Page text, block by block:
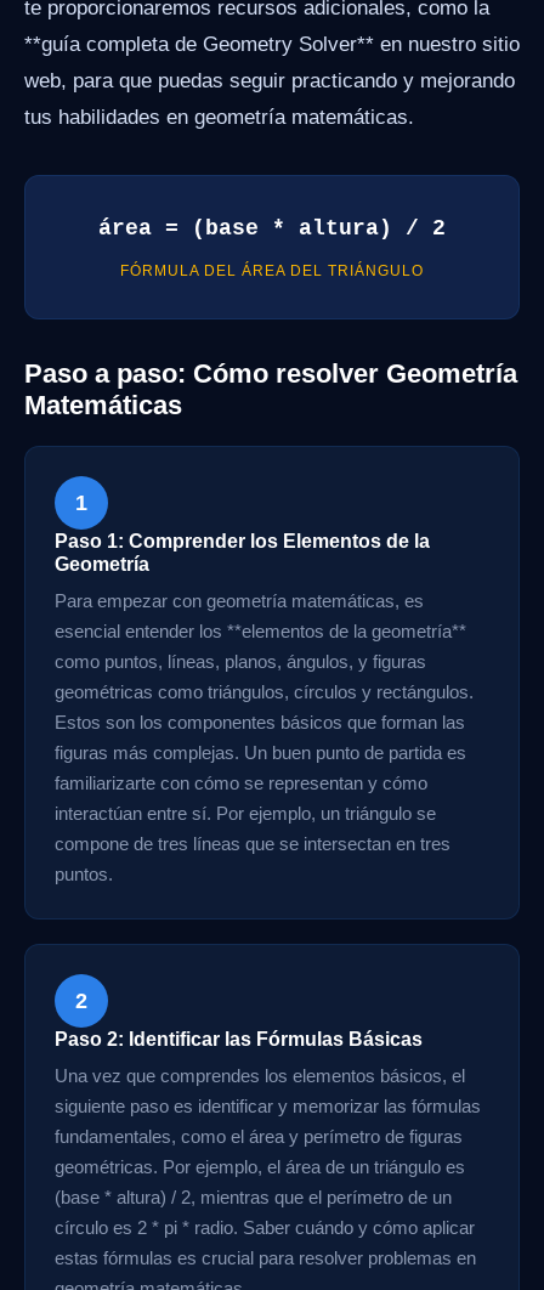
te proporcionaremos recursos adicionales, como la
**guía completa de Geometry Solver** en nuestro sitio
web, para que puedas seguir practicando y mejorando
tus habilidades en geometría matemáticas.
área = (base * altura) / 2
FÓRMULA DEL ÁREA DEL TRIÁNGULO
Paso a paso: Cómo resolver Geometría
Matemáticas
1
Paso 1: Comprender los Elementos de la
Geometría
Para empezar con geometría matemáticas, es
esencial entender los **elementos de la geometría**
como puntos, líneas, planos, ángulos, y figuras
geométricas como triángulos, círculos y rectángulos.
Estos son los componentes básicos que forman las
figuras más complejas. Un buen punto de partida es
familiarizarte con cómo se representan y cómo
interactúan entre sí. Por ejemplo, un triángulo se
compone de tres líneas que se intersectan en tres
puntos.
2
Paso 2: Identificar las Fórmulas Básicas
Una vez que comprendes los elementos básicos, el
siguiente paso es identificar y memorizar las fórmulas
fundamentales, como el área y perímetro de figuras
geométricas. Por ejemplo, el área de un triángulo es
(base * altura) / 2, mientras que el perímetro de un
círculo es 2 * pi * radio. Saber cuándo y cómo aplicar
estas fórmulas es crucial para resolver problemas en